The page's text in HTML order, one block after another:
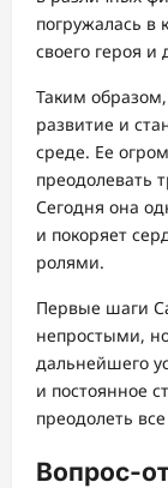
погружалась в
своего героя и
Таким
развитие и
среде. Ее
преодолевать
Сегодня она
и покоряет
ролями.
Первые шаги
непростыми,
дальнейшего
и постоянное
преодолеть
Вопрос-